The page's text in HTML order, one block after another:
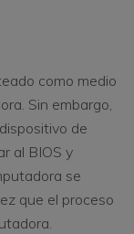
como medio
Sin embargo,
de
al BIOS y
se
que el proceso